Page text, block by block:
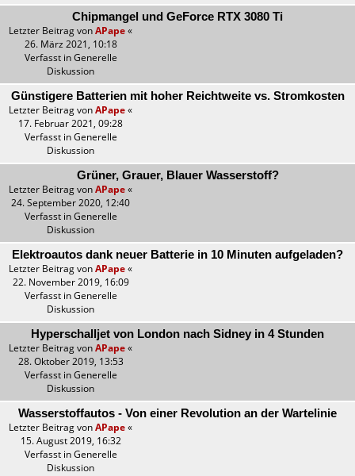
Chipmangel und GeForce RTX 3080 Ti
Letzter Beitrag vonAPape«
26. März 2021, 10:18
Verfasst inGenerelle
Diskussion
Günstigere Batterien mit hoher Reichtweite vs. Stromkosten
Letzter Beitrag vonAPape«
17. Februar 2021, 09:28
Verfasst inGenerelle
Diskussion
Grüner, Grauer, Blauer Wasserstoff?
Letzter Beitrag vonAPape«
24. September 2020, 12:40
Verfasst inGenerelle
Diskussion
Elektroautos dank neuer Batterie in 10 Minuten aufgeladen?
Letzter Beitrag vonAPape«
22. November 2019, 16:09
Verfasst inGenerelle
Diskussion
Hyperschalljet von London nach Sidney in 4 Stunden
Letzter Beitrag vonAPape«
28. Oktober 2019, 13:53
Verfasst inGenerelle
Diskussion
Wasserstoffautos - Von einer Revolution an der Wartelinie
Letzter Beitrag vonAPape«
15. August 2019, 16:32
Verfasst inGenerelle
Diskussion